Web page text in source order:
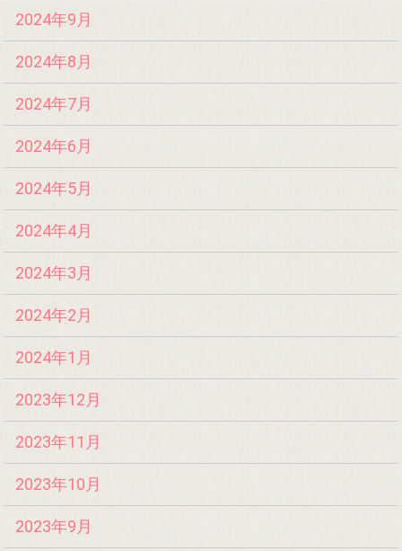
2024年9月
2024年8月
2024年7月
2024年6月
2024年5月
2024年4月
2024年3月
2024年2月
2024年1月
2023年12月
2023年11月
2023年10月
2023年9月